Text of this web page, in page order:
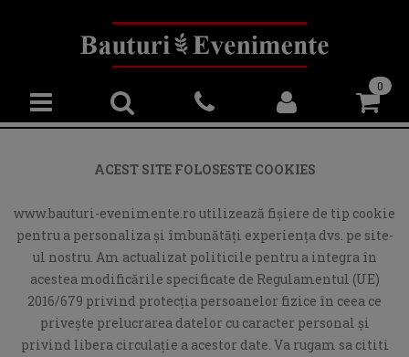
0
ACEST SITE FOLOSESTE COOKIES
www.bauturi-evenimente.ro utilizează fişiere de tip cookie
pentru a personaliza și îmbunătăți experiența dvs. pe site-
ul nostru. Am actualizat politicile pentru a integra în
acestea modificările specificate de Regulamentul (UE)
2016/679 privind protecția persoanelor fizice în ceea ce
privește prelucrarea datelor cu caracter personal și
privind libera circulație a acestor date. Va rugam sa cititi